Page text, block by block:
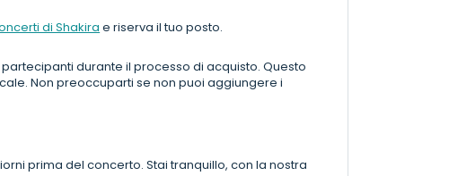
di Shakira e riserva il tuo posto.
durante il processo di acquisto. Questo
Non preoccuparti se non puoi aggiungere i
prima del concerto. Stai tranquillo, con la nostra